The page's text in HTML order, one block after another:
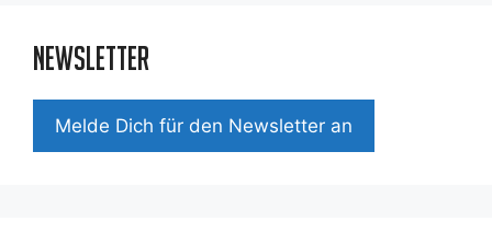
Newsletter
Mel­de Dich für den News­let­ter an